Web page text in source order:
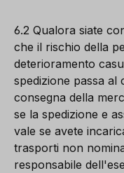
6.2 Qualora siate
che il rischio della
deterioramento
spedizione passa al
consegna della
se la spedizione e
vale se avete
trasporti non
responsabile